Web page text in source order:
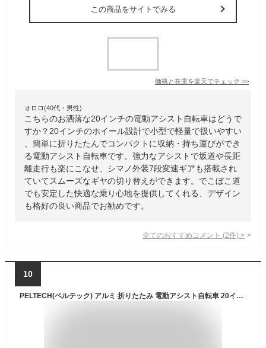
この商品をサイトでみる
価格と在庫を楽天でチェック >>
オロロ(40代・男性)
こちらのお洒落な20インチの電動アシスト自転車はどうで
すか？20インチのホイール設計で小型で軽量で扱いやすい
、簡単に折りたたんでコンパクトに収納・持ち運びができ
る電動アシスト自転車です。強力なアシストで坂道や長距
離走行も楽にこなせ、シマノ外装7段変速ギアも搭載され
ていてスムーズなギヤの切り替えができます。でこぼこ道
でも安定した快適な乗り心地を提供してくれる、デザイン
も格好の良い商品でお勧めです。
全てのおすすめコメント (2件) >
10
PELTECH(ペルテック) アルミ 折りたたみ 電動アシスト自転車 20インチ シマノ外装6段変速 日本電産製モーター 折り畳み【簡易組立必要品】(TDN-212L) (8AHバッテリー, マットベージュ)